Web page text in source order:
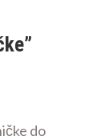
do